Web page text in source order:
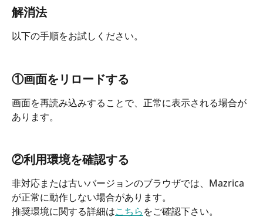
解消法
以下の手順をお試しください。
①画面をリロードする
画面を再読み込みすることで、正常に表示される場合が
あります。
②利用環境を確認する
非対応または古いバージョンのブラウザでは、Mazrica
が正常に動作しない場合があります。
推奨環境に関する詳細はこちらをご確認下さい。